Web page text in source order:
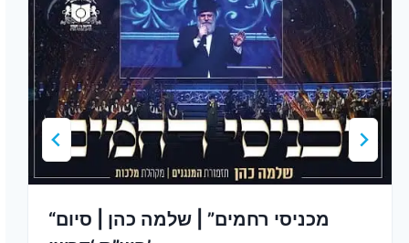
“מכניסי רחמים” | שלמה כהן | סיום